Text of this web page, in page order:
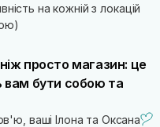
на кожній з локацій
просто магазин: це
вам бути собою та
ваші Ілона та Оксана